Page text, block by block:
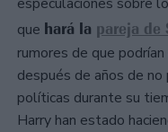
especulaciones sobre
que hará la pareja de
rumores de que
después de años de
políticas durante su
Harry han estado